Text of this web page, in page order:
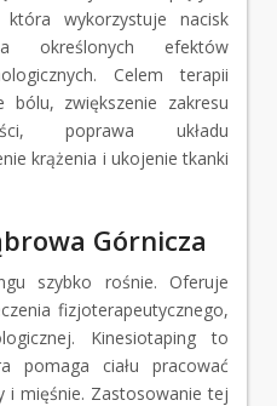
wykorzystuje nacisk
określonych efektów
Celem terapii
bólu, zwiększenie zakresu
poprawa układu
krążenia i ukojenie tkanki
Górnicza
szybko rośnie. Oferuje
fizjoterapeutycznego,
Kinesiotaping to
pomaga ciału pracować
i mięśnie. Zastosowanie tej